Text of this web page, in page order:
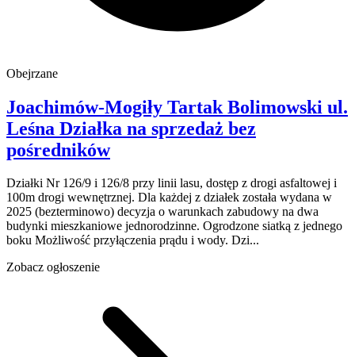
Obejrzane
Joachimów-Mogiły Tartak Bolimowski ul.
Leśna Działka na sprzedaż bez
pośredników
Działki Nr 126/9 i 126/8 przy linii lasu, dostęp z drogi asfaltowej i
100m drogi wewnętrznej. Dla każdej z działek została wydana w
2025 (bezterminowo) decyzja o warunkach zabudowy na dwa
budynki mieszkaniowe jednorodzinne. Ogrodzone siatką z jednego
boku Możliwość przyłączenia prądu i wody. Dzi...
Zobacz ogłoszenie